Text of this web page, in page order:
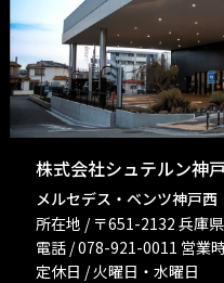
株式会社シュテルン神
メルセデス・ベンツ神戸西
所在地 / 〒651-2132 兵
電話 / 078-921-0011 営業
定休日 / 火曜日・水曜日